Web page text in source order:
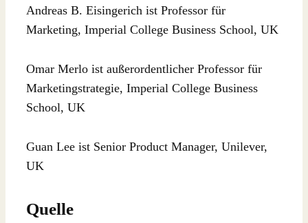
Andreas B. Eisingerich ist Professor für
Marketing, Imperial College Business School, UK
Omar Merlo ist außerordentlicher Professor für
Marketingstrategie, Imperial College Business
School, UK
Guan Lee ist Senior Product Manager, Unilever,
UK
Quelle